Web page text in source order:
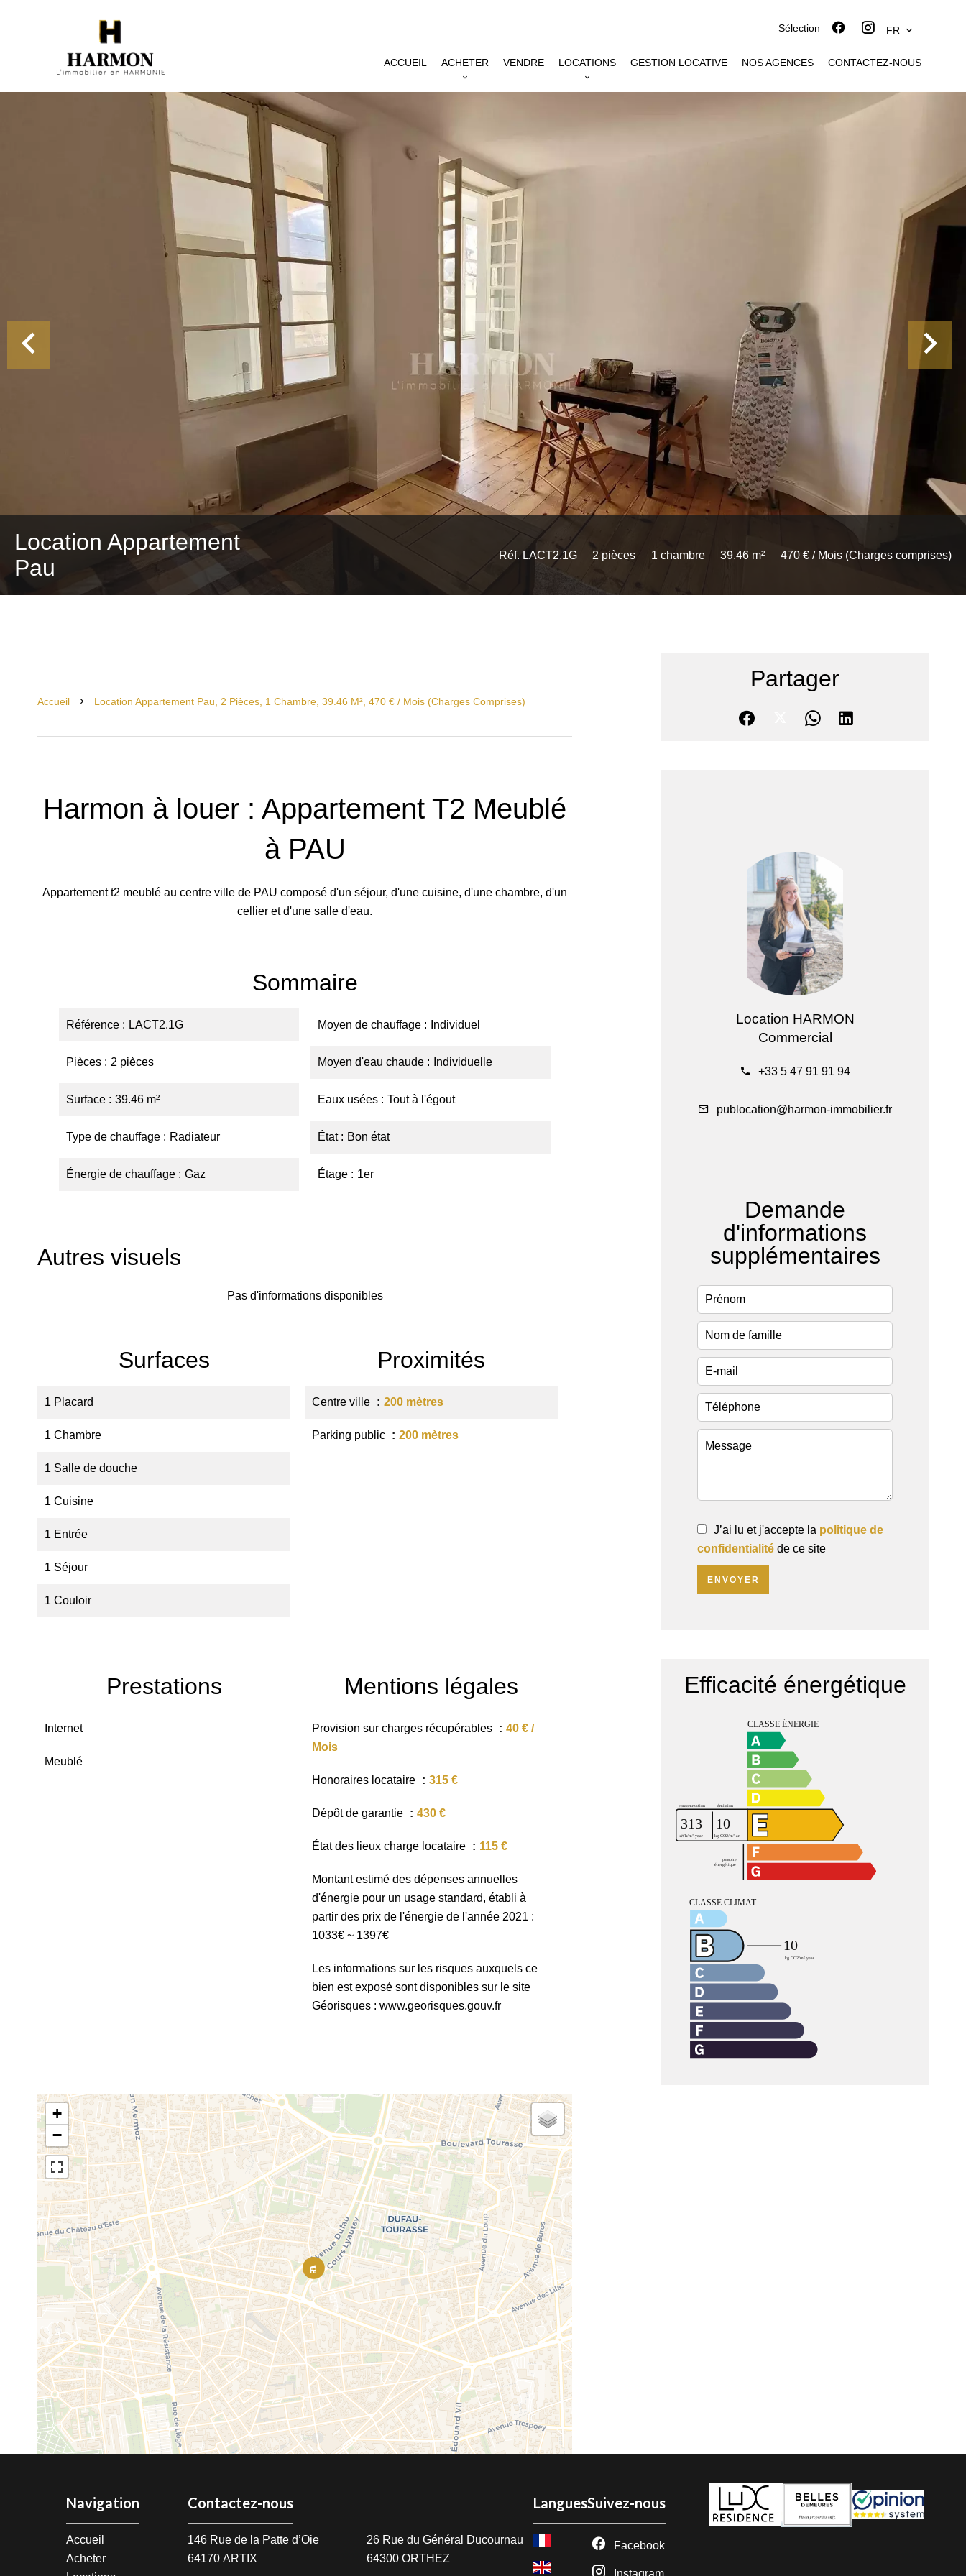
Sélection FR
ACCUEIL ACHETER VENDRE LOCATIONS GESTION LOCATIVE NOS AGENCES CONTACTEZ-NOUS
Location Appartement
Pau
Réf. LACT2.1G 2 pièces 1 chambre 39.46 m² 470 € / Mois (Charges comprises)
Accueil Location Appartement Pau, 2 Pièces, 1 Chambre, 39.46 M², 470 € / Mois (Charges Comprises)
Harmon à louer : Appartement T2 Meublé
à PAU
Appartement t2 meublé au centre ville de PAU composé d'un séjour, d'une cuisine, d'une chambre, d'un
cellier et d'une salle d'eau.
Sommaire
Référence LACT2.1G
Pièces 2 pièces
Surface 39.46 m²
Type de chauffage Radiateur
Énergie de chauffage Gaz
Moyen de chauffage Individuel
Moyen d'eau chaude Individuelle
Eaux usées Tout à l'égout
État Bon état
Étage 1er
Autres visuels
Pas d'informations disponibles
Surfaces
1 Placard
1 Chambre
1 Salle de douche
1 Cuisine
1 Entrée
1 Séjour
1 Couloir
Proximités
Centre ville 200 mètres
Parking public 200 mètres
Prestations
Internet
Meublé
Mentions légales
Provision sur charges récupérables
40 € /
Mois
Honoraires locataire 315 €
Dépôt de garantie 430 €
État des lieux charge locataire 115 €
Montant estimé des dépenses annuelles
d'énergie pour un usage standard, établi à
partir des prix de l'énergie de l'année 2021 :
1033€ ~ 1397€
Les informations sur les risques auxquels ce
bien est exposé sont disponibles sur le site
Géorisques : www.georisques.gouv.fr
+
−
Partager
Location HARMON
Commercial
+33 5 47 91 91 94
publocation@harmon-immobilier.fr
Demande
d'informations
supplémentaires
J’ai lu et j'accepte la politique de
confidentialité de ce site
ENVOYER
Efficacité énergétique
Navigation
Accueil
Acheter
Contactez-nous
146 Rue de la Patte d’Oie
64170 ARTIX
26 Rue du Général Ducournau
64300 ORTHEZ
LanguesSuivez-nous
Facebook
Instagram